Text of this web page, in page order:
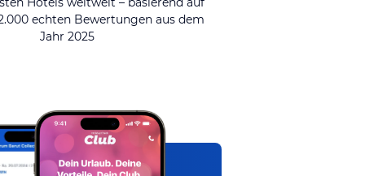
echten Bewertungen aus dem
Jahr 2025